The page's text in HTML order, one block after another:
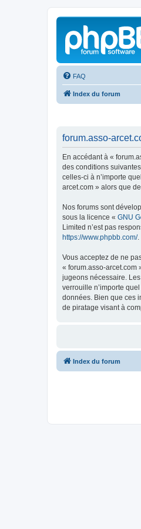
FAQ
Index du forum
forum.asso-
En accédant à «
des conditions
celles-ci à n’importe
arcet.com » alors que
Nos forums sont
sous la licence « GNU
Limited n’est pas
https://www.phpbb.com/.
Vous acceptez de ne
« forum.asso-arcet.com
jugeons nécessaire.
verrouille n’importe
données. Bien que ces
de piratage visant à
Index du forum